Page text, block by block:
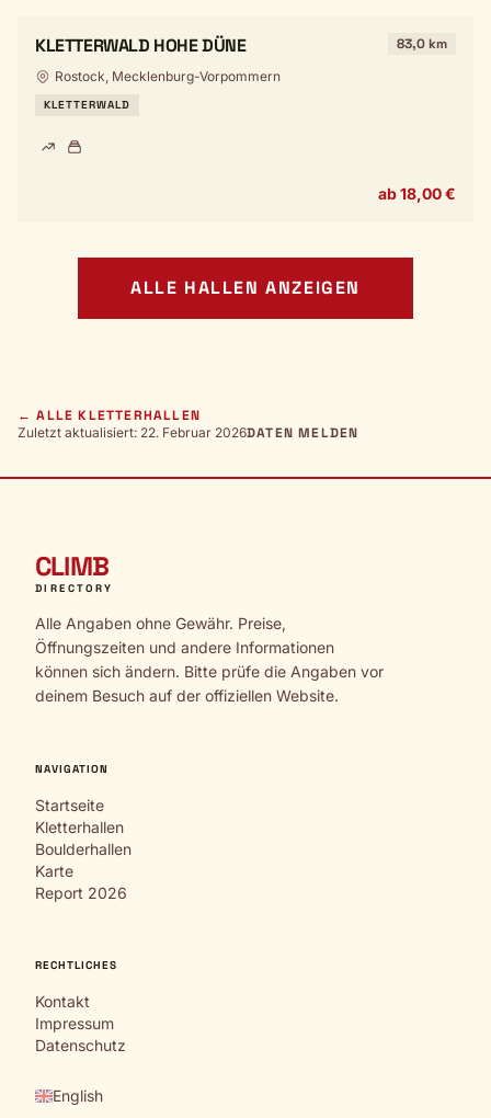
KLETTERWALD HOHE DÜNE 83,0 km
Rostock, Mecklenburg-Vorpommern
KLETTERWALD
ab 18,00 €
ALLE HALLEN ANZEIGEN
← ALLE KLETTERHALLEN
Zuletzt aktualisiert: 22. Februar 2026DATEN MELDEN
CLIMB
DIRECTORY
Alle Angaben ohne Gewähr. Preise,
Öffnungszeiten und andere Informationen
können sich ändern. Bitte prüfe die Angaben vor
deinem Besuch auf der offiziellen Website.
NAVIGATION
Startseite
Kletterhallen
Boulderhallen
Karte
Report 2026
RECHTLICHES
Kontakt
Impressum
Datenschutz
English